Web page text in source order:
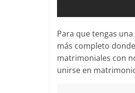
Para que tengas
más completo
matrimoniales con
unirse en